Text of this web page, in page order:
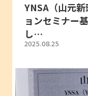
YNSA（山元
ョンセミナー
し…
2025.08.25